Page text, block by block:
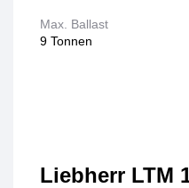
Max. Ballast
9 Tonnen
Liebherr LTM